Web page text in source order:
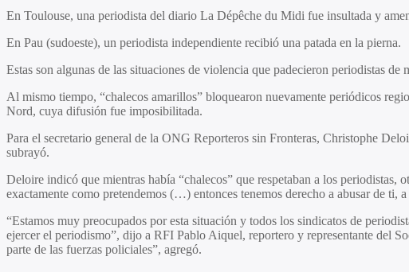
En Toulouse, una periodista del diario La Dépêche du Midi fue insultada y
En Pau (sudoeste), un periodista independiente recibió una patada en la pierna.
Estas son algunas de las situaciones de violencia que padecieron periodistas
Al mismo tiempo, “chalecos amarillos” bloquearon nuevamente periódicos
Nord, cuya difusión fue imposibilitada.
Para el secretario general de la ONG Reporteros sin Fronteras, Christophe
subrayó.
Deloire indicó que mientras había “chalecos” que respetaban a los
exactamente como pretendemos (…) entonces tenemos derecho a abusar de ti,
“Estamos muy preocupados por esta situación y todos los sindicatos de
ejercer el periodismo”, dijo a RFI Pablo Aiquel, reportero y representante del
parte de las fuerzas policiales”, agregó.